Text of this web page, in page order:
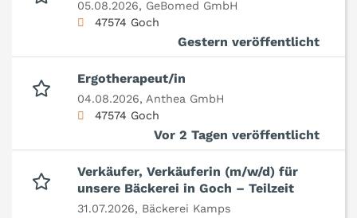
05.08.2026, GeBomed GmbH
47574 Goch
Gestern veröffentlicht
Ergotherapeut/in
04.08.2026, Anthea GmbH
47574 Goch
Vor 2 Tagen veröffentlicht
Verkäufer, Verkäuferin (m/w/d) für
unsere Bäckerei in Goch – Teilzeit
31.07.2026, Bäckerei Kamps